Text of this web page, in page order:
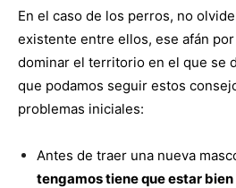
En el caso de los perros, no
existente entre ellos, ese afán
dominar el territorio en el que se
que podamos seguir estos
problemas iniciales:
Antes de traer una nueva
tengamos tiene que estar